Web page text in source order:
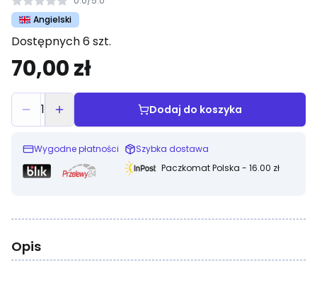
Angielski
Dostępnych 6 szt.
70,00 zł
1 Dodaj do koszyka
Wygodne płatności
Szybka dostawa
Paczkomat Polska - 16.00 zł
Opis